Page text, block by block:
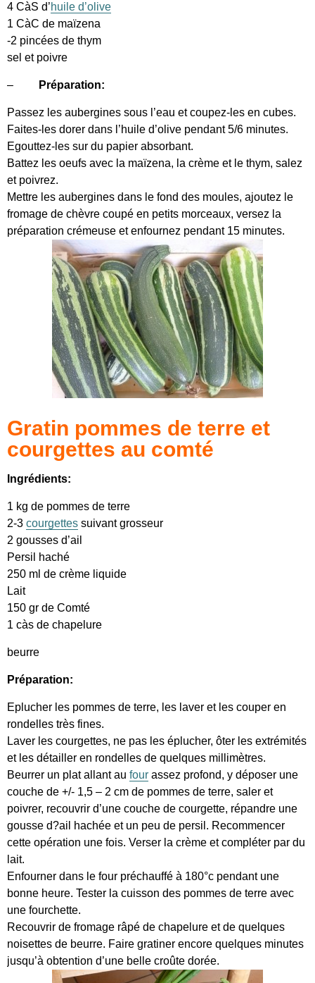
4 CàS d’huile d’olive
1 CàC de maïzena
-2 pincées de thym
sel et poivre
– Préparation:
Passez les aubergines sous l’eau et coupez-les en cubes.
Faites-les dorer dans l’huile d’olive pendant 5/6 minutes.
Egouttez-les sur du papier absorbant.
Battez les oeufs avec la maïzena, la crème et le thym, salez
et poivrez.
Mettre les aubergines dans le fond des moules, ajoutez le
fromage de chèvre coupé en petits morceaux, versez la
préparation crémeuse et enfournez pendant 15 minutes.
Gratin pommes de terre et
courgettes au comté
Ingrédients:
1 kg de pommes de terre
2-3 courgettes suivant grosseur
2 gousses d’ail
Persil haché
250 ml de crème liquide
Lait
150 gr de Comté
1 càs de chapelure
beurre
Préparation:
Eplucher les pommes de terre, les laver et les couper en
rondelles très fines.
Laver les courgettes, ne pas les éplucher, ôter les extrémités
et les détailler en rondelles de quelques millimètres.
Beurrer un plat allant au four assez profond, y déposer une
couche de +/- 1,5 – 2 cm de pommes de terre, saler et
poivrer, recouvrir d’une couche de courgette, répandre une
gousse d?ail hachée et un peu de persil. Recommencer
cette opération une fois. Verser la crème et compléter par du
lait.
Enfourner dans le four préchauffé à 180°c pendant une
bonne heure. Tester la cuisson des pommes de terre avec
une fourchette.
Recouvrir de fromage râpé de chapelure et de quelques
noisettes de beurre. Faire gratiner encore quelques minutes
jusqu’à obtention d’une belle croûte dorée.